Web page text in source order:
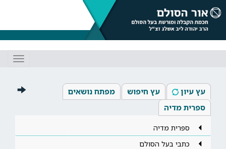
עץ עיון עץ חיפוש
מפתח נושאים
ספרית מדיה
ספרית מדיה
כתבי בעל הסולם